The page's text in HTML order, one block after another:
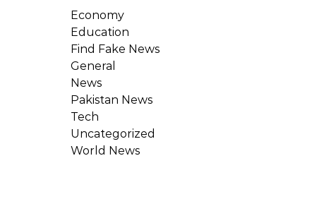
Economy
Education
Find Fake News
General
News
Pakistan News
Tech
Uncategorized
World News